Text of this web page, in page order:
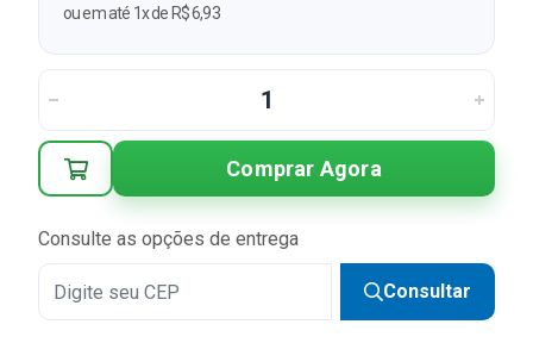
ou em até 1x de R$ 6,93
Comprar Agora
Consulte as opções de entrega
Consultar